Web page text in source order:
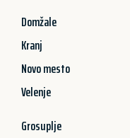
Domžale
Kranj
Novo mesto
Velenje
Grosuplje